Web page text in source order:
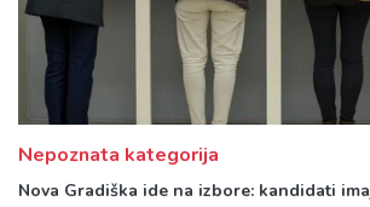
Nepoznata kategorija
Nova Gradiška ide na izbore: kandidati